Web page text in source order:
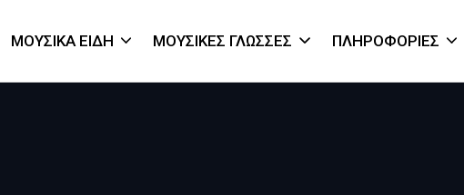
ΜΟΥΣΙΚΆ ΕΊΔΗ ΜΟΥΣΙΚΈΣ ΓΛΏΣΣΕΣ ΠΛΗΡΟΦΟΡΊΕΣ